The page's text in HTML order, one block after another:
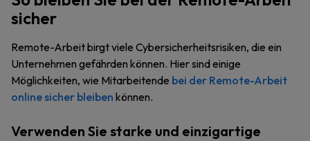
sicher
Remote-Arbeit birgt viele Cybersicherheitsrisiken, die ein
Unternehmen gefährden können. Hier sind einige
Möglichkeiten, wie Mitarbeitende bei der Remote-Arbeit
online sicher bleiben können.
Verwenden Sie starke und einzigartige